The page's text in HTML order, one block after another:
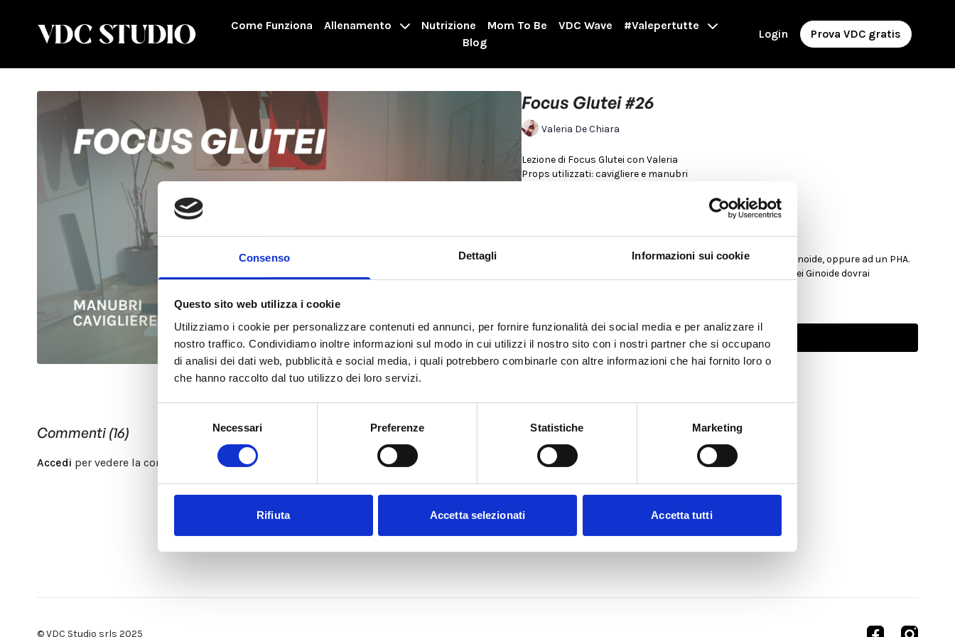
Consenso Dettagli Informazioni sui cookie
Questo sito web utilizza i cookie
Utilizziamo i cookie per personalizzare contenuti ed annunci, per fornire funzionalità dei social media e per analizzare il
nostro traffico. Condividiamo inoltre informazioni sul modo in cui utilizzi il nostro sito con i nostri partner che si occupano
di analisi dei dati web, pubblicità e social media, i quali potrebbero combinarle con altre informazioni che hai fornito loro o
che hanno raccolto dal tuo utilizzo dei loro servizi.
Necessari Preferenze Statistiche Marketing
Rifiuta Accetta selezionati Accetta tutti
Come Funziona Allenamento Nutrizione Mom To Be VDC Wave
#Valepertutte
Blog
Login Prova VDC gratis
Focus Glutei #26
Valeria De Chiara
Lezione di Focus Glutei con Valeria
Props utilizzati: cavigliere e manubri
Consigli di utilizzo: Aggiungilo ad un WO biotipo Androide o Ginoide, oppure ad un PHA.
Se hai poco tempo e sei Androide puoi eseguirlo da solo; se sei Ginoide dovrai
Abbonati per guardare
Commenti (16)
Accedi per vedere la conversazione
© VDC Studio srls 2025